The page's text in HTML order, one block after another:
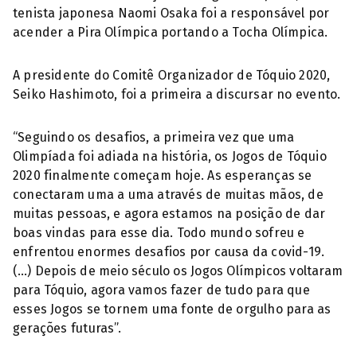
tenista japonesa Naomi Osaka foi a responsável por
acender a Pira Olímpica portando a Tocha Olímpica.
A presidente do Comitê Organizador de Tóquio 2020,
Seiko Hashimoto, foi a primeira a discursar no evento.
“Seguindo os desafios, a primeira vez que uma
Olimpíada foi adiada na história, os Jogos de Tóquio
2020 finalmente começam hoje. As esperanças se
conectaram uma a uma através de muitas mãos, de
muitas pessoas, e agora estamos na posição de dar
boas vindas para esse dia. Todo mundo sofreu e
enfrentou enormes desafios por causa da covid-19.
(…) Depois de meio século os Jogos Olímpicos voltaram
para Tóquio, agora vamos fazer de tudo para que
esses Jogos se tornem uma fonte de orgulho para as
gerações futuras”.